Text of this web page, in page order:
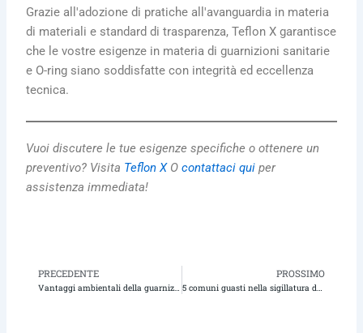
Grazie all'adozione di pratiche all'avanguardia in materia
di materiali e standard di trasparenza, Teflon X garantisce
che le vostre esigenze in materia di guarnizioni sanitarie
e O-ring siano soddisfatte con integrità ed eccellenza
tecnica.
Vuoi discutere le tue esigenze specifiche o ottenere un
preventivo? Visita Teflon XOcontattaci qui per
assistenza immediata!
Precedente
PRECEDENTE
Vantaggi ambientali della guarnizione O-ring in PTFE rispetto ai materiali tradizionali
PROSSIMO
5 comuni guasti nella sigillatura dei tubi e come il nastro PTFE ad alta densità può prevenirli